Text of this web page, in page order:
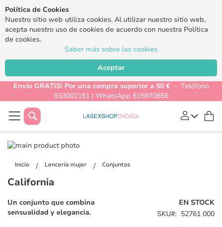
Política de Cookies
Nuestro sitio web utiliza cookies. Al utilizar nuestro sitio web,
acepta nuestro uso de cookies de acuerdo con nuestra Política
de cookies.
Saber más sobre las cookies
Aceptar
Envío GRATIS! Por una compra superior a 50 €- Teléfono
933002151 | WhatsApp 615970856
Buscar
Inicio Lencería mujer Conjuntos
Saltar
final
la
de
imágenes
de
galería
de
California
EN STOCK
SKU
52761 000
Un conjunto que combina
sensualidad y elegancia.